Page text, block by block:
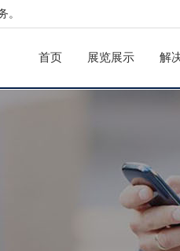
。
首页 展览展示 解